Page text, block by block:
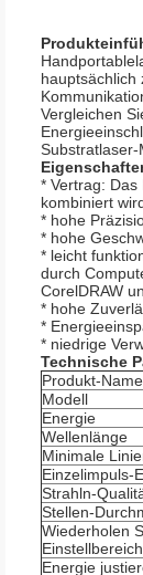
hauptsächlich
Vergleichen
Substratlaser-
* Vertrag:
kombiniert
* hohe
* hohe
* leicht
durch
CorelDRAW
* hohe
*
* niedrige
Technische
Produkt-Name
Modell
Energie
Wellenlänge
Minimale
Einzelimpuls-
Strahln-
Stellen-
Wiederholen
Einstellbereich
Energie